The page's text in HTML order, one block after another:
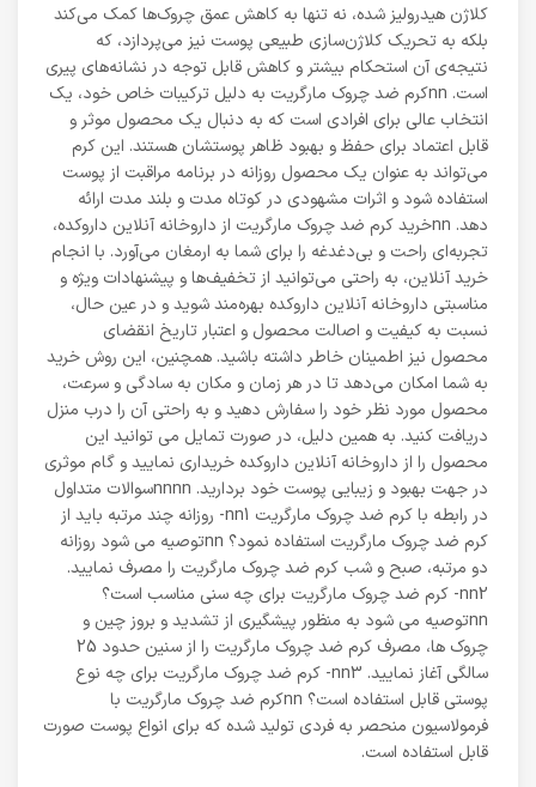
کلاژن هیدرولیز شده، نه تنها به کاهش عمق چروک‌ها کمک می‌کند
بلکه به تحریک کلاژن‌سازی طبیعی پوست نیز می‌پردازد، که
نتیجه‌ی آن استحکام بیشتر و کاهش قابل توجه در نشانه‌های پیری
است. nnکرم ضد چروک مارگریت به دلیل ترکیبات خاص خود، یک
انتخاب عالی برای افرادی است که به دنبال یک محصول موثر و
قابل اعتماد برای حفظ و بهبود ظاهر پوستشان هستند. این کرم
می‌تواند به عنوان یک محصول روزانه در برنامه مراقبت از پوست
استفاده شود و اثرات مشهودی در کوتاه مدت و بلند مدت ارائه
دهد. nnخرید کرم ضد چروک مارگریت از داروخانه آنلاین داروکده،
تجربه‌ای راحت و بی‌دغدغه را برای شما به ارمغان می‌آورد. با انجام
خرید آنلاین، به راحتی می‌توانید از تخفیف‌ها و پیشنهادات ویژه و
مناسبتی داروخانه آنلاین داروکده بهره‌مند شوید و در عین حال،
نسبت به کیفیت و اصالت محصول و اعتبار تاریخ انقضای
محصول نیز اطمینان خاطر داشته باشید. همچنین، این روش خرید
به شما امکان می‌دهد تا در هر زمان و مکان به سادگی و سرعت،
محصول مورد نظر خود را سفارش دهید و به راحتی آن را درب منزل
دریافت کنید. به همین دلیل، در صورت تمایل می توانید این
محصول را از داروخانه آنلاین داروکده خریداری نمایید و گام موثری
در جهت بهبود و زیبایی پوست خود بردارید. nnnnسوالات متداول
در رابطه با کرم ضد چروک مارگریت nn1- روزانه چند مرتبه باید از
کرم ضد چروک مارگریت استفاده نمود؟ nnتوصیه می شود روزانه
دو مرتبه، صبح و شب کرم ضد چروک مارگریت را مصرف نمایید.
nn2- کرم ضد چروک مارگریت برای چه سنی مناسب است؟
nnتوصیه می شود به منظور پیشگیری از تشدید و بروز چین و
چروک ها، مصرف کرم ضد چروک مارگریت را از سنین حدود 25
سالگی آغاز نمایید. nn3- کرم ضد چروک مارگریت برای چه نوع
پوستی قابل استفاده است؟ nnکرم ضد چروک مارگریت با
فرمولاسیون منحصر به فردی تولید شده که برای انواع پوست صورت
قابل استفاده است.